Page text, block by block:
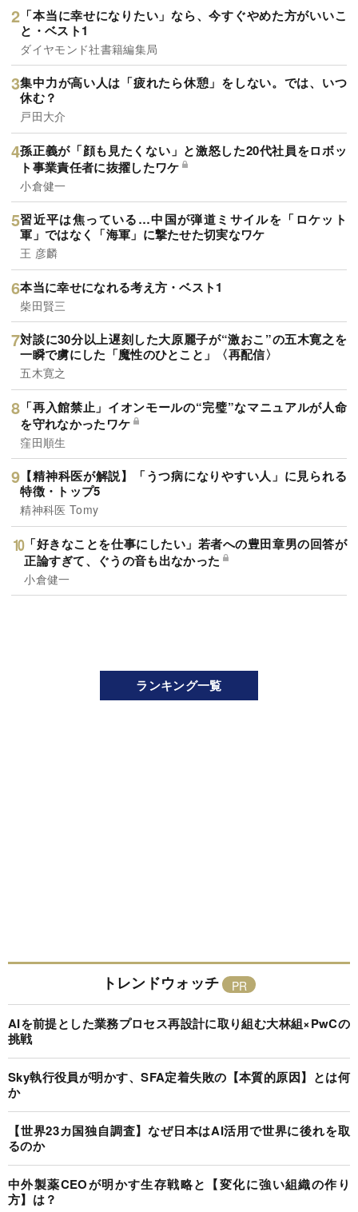
「本当に幸せになりたい」なら、今すぐやめた方がいいこ
と・ベスト1
ダイヤモンド社書籍編集局
集中力が高い人は「疲れたら休憩」をしない。では、いつ
休む？
戸田大介
孫正義が「顔も見たくない」と激怒した20代社員をロボッ
ト事業責任者に抜擢したワケ
小倉健一
習近平は焦っている…中国が弾道ミサイルを「ロケット
軍」ではなく「海軍」に撃たせた切実なワケ
王 彦麟
本当に幸せになれる考え方・ベスト1
柴田賢三
対談に30分以上遅刻した大原麗子が“激おこ”の五木寛之を
一瞬で虜にした「魔性のひとこと」〈再配信〉
五木寛之
「再入館禁止」イオンモールの“完璧”なマニュアルが人命
を守れなかったワケ
窪田順生
【精神科医が解説】「うつ病になりやすい人」に見られる
特徴・トップ5
精神科医 Tomy
「好きなことを仕事にしたい」若者への豊田章男の回答が
正論すぎて、ぐうの音も出なかった
小倉健一
ランキング一覧
トレンドウォッチ
AIを前提とした業務プロセス再設計に取り組む大林組×PwCの
挑戦
Sky執行役員が明かす、SFA定着失敗の【本質的原因】とは何
か
【世界23カ国独自調査】なぜ日本はAI活用で世界に後れを取
るのか
中外製薬CEOが明かす生存戦略と【変化に強い組織の作り
方】は？